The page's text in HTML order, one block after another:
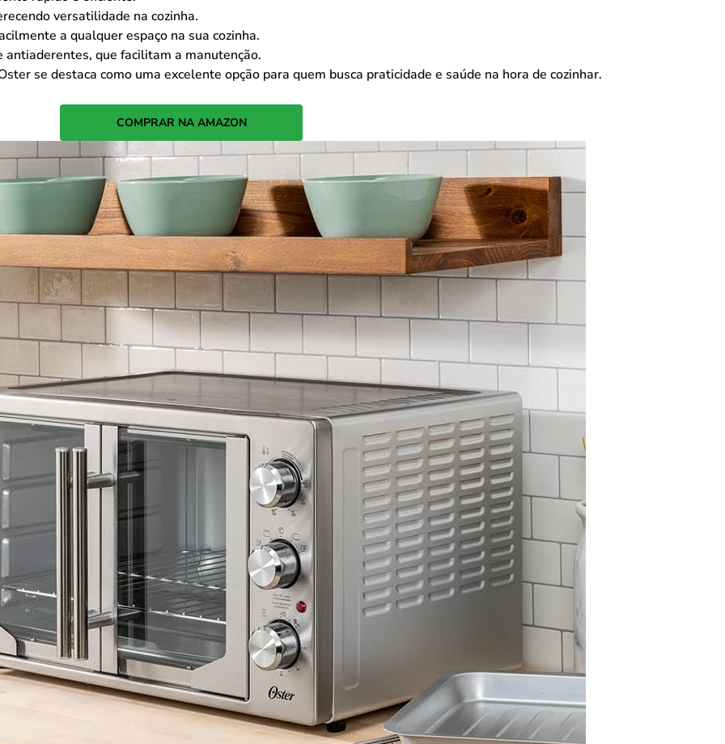
versatilidade na cozinha.
a qualquer espaço na sua cozinha.
antiaderentes, que facilitam a manutenção.
se destaca como uma excelente opção para quem busca praticidade e saúde na hora de cozinhar.
COMPRAR NA AMAZON